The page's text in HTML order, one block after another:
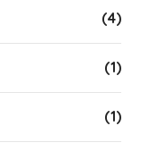
(4)
(1)
(1)